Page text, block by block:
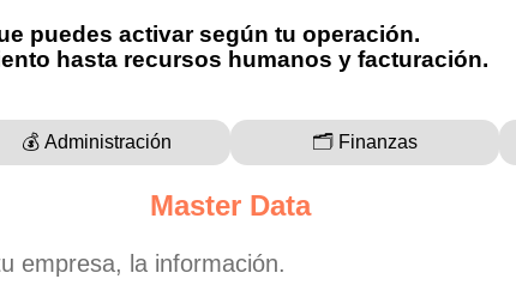
puedes activar según tu operación.
hasta recursos humanos y facturación.
💰 Administración 🗂️ Finanzas
Master Data
empresa, la información.